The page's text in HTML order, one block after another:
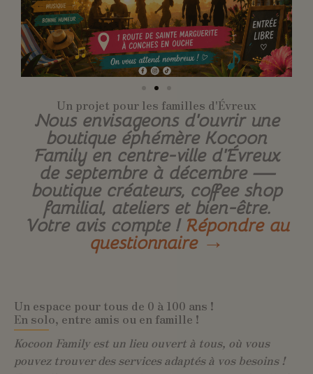
Un projet pour les familles d'Évreux
Nous envisageons d’ouvrir une
boutique éphémère Kocoon
Family en centre-ville d’Évreux
de septembre à décembre —
boutique créateurs, coffee shop
familial, ateliers et bien-être.
Votre avis compte !Répondre au
questionnaire →
Un espace pour tous de 0 à 100 ans !
En solo, entre amis ou en famille !
Kocoon Family est un lieu ouvert à tous, où vous
pouvez trouver des services adaptés à vos besoins !